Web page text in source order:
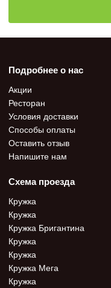
Подробнее о нас
Акции
Ресторан
Условия доставки
Способы оплаты
Оставить отзыв
Напишите нам
Схема проезда
Кружка
Кружка
Кружка Бригантина
Кружка
Кружка
Кружка Мега
Кружка